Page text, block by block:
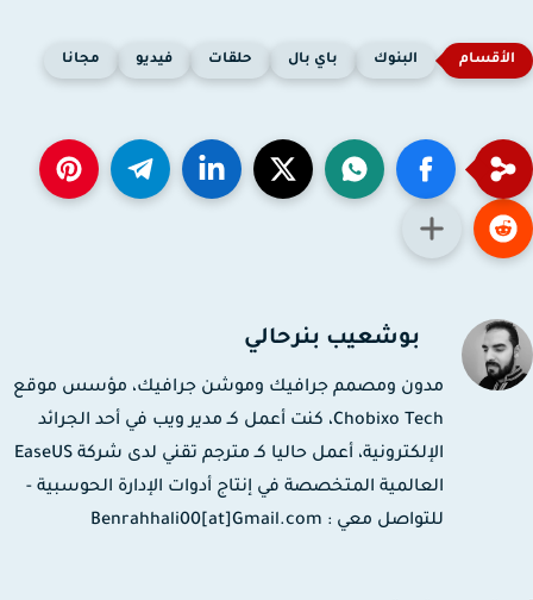
البنوك باي بال حلقات فيديو مجانا
بوشعيب بنرحالي
مدون ومصمم جرافيك وموشن جرافيك، مؤسس موقع
Chobixo Tech، كنت أعمل كـ مدير ويب في أحد الجرائد
الإلكترونية، أعمل حاليا كـ مترجم تقني لدى شركة EaseUS
العالمية المتخصصة في إنتاج أدوات الإدارة الحوسبية -
للتواصل معي : Benrahhali00[at]Gmail.com